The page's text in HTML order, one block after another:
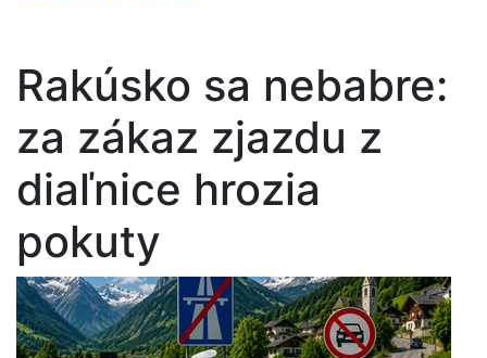
Rakúsko sa nebabre:
za zákaz zjazdu z
diaľnice hrozia
pokuty